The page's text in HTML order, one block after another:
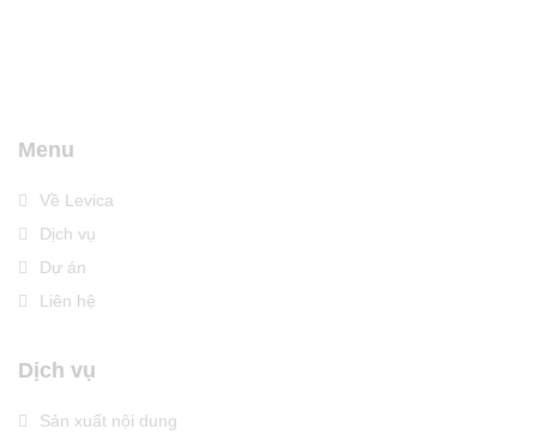
Menu
Về Levica
Dịch vụ
Dự án
Liên hệ
Dịch vụ
Sản xuất nội dung